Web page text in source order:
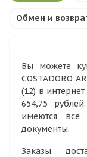
Обмен и
Вы можете
COSTADORO
(12) в
654,75
имеются все
документы.
Заказы